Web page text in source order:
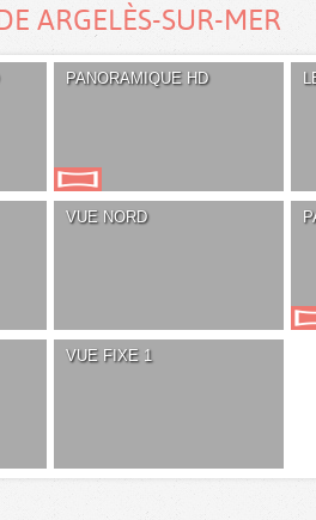
ARGELÈS-SUR-MER
PANORAMIQUE HD
VUE NORD
VUE FIXE 1